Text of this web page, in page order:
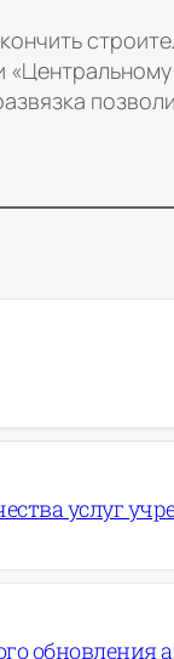
услуг
обновления